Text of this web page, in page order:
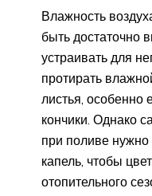
Влажность
быть достаточно
устраивать для
протирать
листья, особенно
кончики. Однако
при поливе нужно
капель, чтобы
отопительного